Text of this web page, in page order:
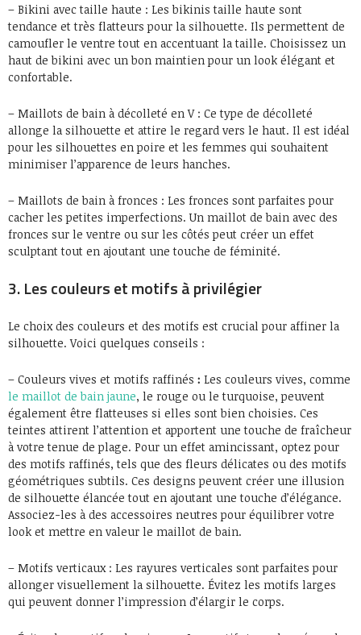
– Bikini avec taille haute : Les bikinis taille haute sont
tendance et très flatteurs pour la silhouette. Ils permettent de
camoufler le ventre tout en accentuant la taille. Choisissez un
haut de bikini avec un bon maintien pour un look élégant et
confortable.
– Maillots de bain à décolleté en V : Ce type de décolleté
allonge la silhouette et attire le regard vers le haut. Il est idéal
pour les silhouettes en poire et les femmes qui souhaitent
minimiser l’apparence de leurs hanches.
– Maillots de bain à fronces : Les fronces sont parfaites pour
cacher les petites imperfections. Un maillot de bain avec des
fronces sur le ventre ou sur les côtés peut créer un effet
sculptant tout en ajoutant une touche de féminité.
3. Les couleurs et motifs à privilégier
Le choix des couleurs et des motifs est crucial pour affiner la
silhouette. Voici quelques conseils :
– Couleurs vives et motifs raffinés : Les couleurs vives, comme
le maillot de bain jaune, le rouge ou le turquoise, peuvent
également être flatteuses si elles sont bien choisies. Ces
teintes attirent l’attention et apportent une touche de fraîcheur
à votre tenue de plage. Pour un effet amincissant, optez pour
des motifs raffinés, tels que des fleurs délicates ou des motifs
géométriques subtils. Ces designs peuvent créer une illusion
de silhouette élancée tout en ajoutant une touche d’élégance.
Associez-les à des accessoires neutres pour équilibrer votre
look et mettre en valeur le maillot de bain.
– Motifs verticaux : Les rayures verticales sont parfaites pour
allonger visuellement la silhouette. Évitez les motifs larges
qui peuvent donner l’impression d’élargir le corps.